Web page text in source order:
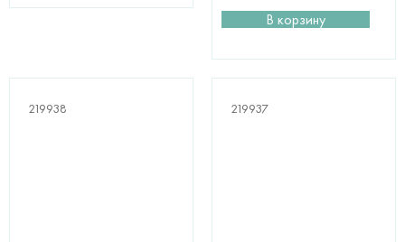
В корзину
219938 219937